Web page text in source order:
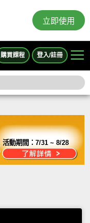
立即使用
購買課程 登入/註冊
活動期間：7/31 ~ 8/28